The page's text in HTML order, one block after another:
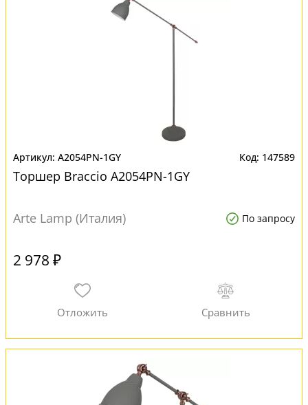
A2054PN-1GY 147589
Торшер Braccio A2054PN-1GY
Arte Lamp (Италия) По запросу
2 978 ₽